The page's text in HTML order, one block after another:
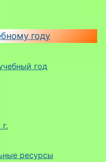
году
год
ресурсы